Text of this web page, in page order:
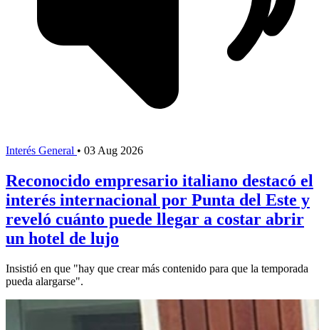
Interés General • 03 Aug 2026
Reconocido empresario italiano destacó el
interés internacional por Punta del Este y
reveló cuánto puede llegar a costar abrir
un hotel de lujo
Insistió en que "hay que crear más contenido para que la temporada
pueda alargarse".